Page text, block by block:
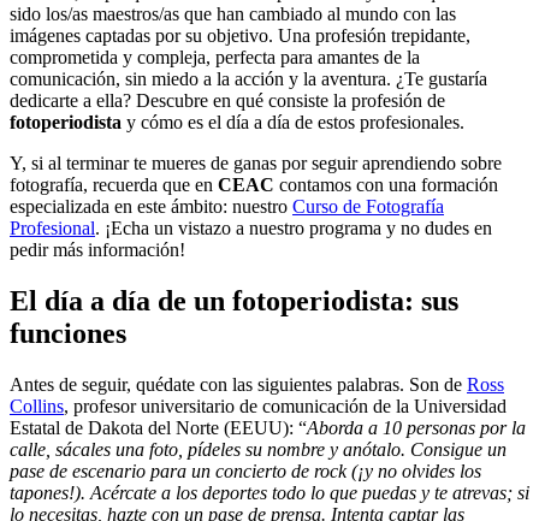
sido los/as maestros/as que han cambiado al mundo con las
imágenes captadas por su objetivo. Una profesión trepidante,
comprometida y compleja, perfecta para amantes de la
comunicación, sin miedo a la acción y la aventura. ¿Te gustaría
dedicarte a ella? Descubre en qué consiste la profesión de
fotoperiodista y cómo es el día a día de estos profesionales.
Y, si al terminar te mueres de ganas por seguir aprendiendo sobre
fotografía, recuerda que en CEAC contamos con una formación
especializada en este ámbito: nuestro Curso de Fotografía
Profesional. ¡Echa un vistazo a nuestro programa y no dudes en
pedir más información!
El día a día de un fotoperiodista: sus
funciones
Antes de seguir, quédate con las siguientes palabras. Son de Ross
Collins, profesor universitario de comunicación de la Universidad
Estatal de Dakota del Norte (EEUU): “Aborda a 10 personas por la
calle, sácales una foto, pídeles su nombre y anótalo. Consigue un
pase de escenario para un concierto de rock (¡y no olvides los
tapones!). Acércate a los deportes todo lo que puedas y te atrevas; si
lo necesitas, hazte con un pase de prensa. Intenta captar las